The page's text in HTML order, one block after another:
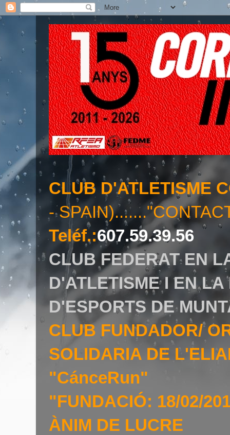
CLUB D'ATLETISME
-
Teléf.:607.59.39.56
CLUB FEDERAT EN
D'ATLETISME I EN
D'ESPORTS DE
CLUB FUNDADOR/
SOLIDARIA DE
"CánceRun"
"FUNDACIÓ: 18/02/
ÀNIM DE LUCRE